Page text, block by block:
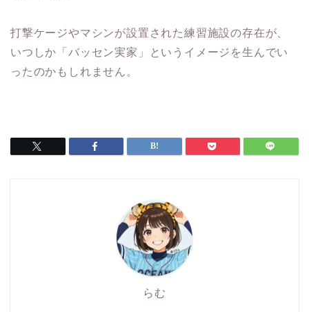
打撃ケージやマシンが設置された練習施設の存在が、
いつしか「バッセン実家」というイメージを生んでい
ったのかもしれません。
らむ